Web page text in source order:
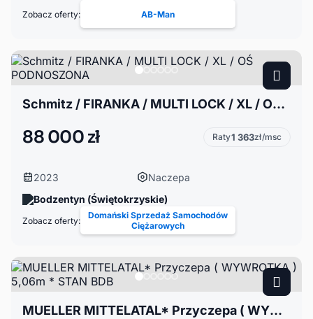
Zobacz oferty: AB-Man
Schmitz / FIRANKA / MULTI LOCK / XL / OŚ PODNOSZONA
88 000 zł Raty1 363zł/msc
2023
Naczepa
Bodzentyn (Świętokrzyskie)
Zobacz oferty:
Domański Sprzedaż Samochodów
Ciężarowych
MUELLER MITTELATAL* Przyczepa ( WYWROTKA ) 5,06m * STAN BDB